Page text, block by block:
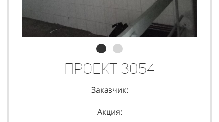
Проект 3054
Заказчик:
Акция: